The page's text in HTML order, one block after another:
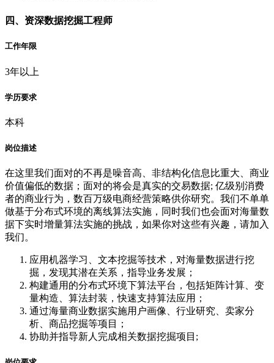
四、资深数据挖掘工程师
工作年限
3年以上
学历要求
本科
岗位描述
在这里我们面对的不再是噪音高、非结构化信息比重大、商业
价值偏低的数据；面对的将会是真实的交易数据; 亿级别消费
者的商业行为，数百万级电商经营策略供你研究。我们不单单
做基于分布式环境的离线算法实施，同时我们也会面对海量数
据下实时增量算法实施的挑战，如果你对这些有兴趣，请加入
我们。
应用机器学习、文本挖掘等技术，对海量数据进行挖
掘，发现其潜在关系，指导业务发展；
构建通用的分布式环境下算法平台，包括矩阵计算、变
量构造、算法封装，快速支持算法应用；
通过海量商业数据实施用户画像、行业研究、卖家分
析、商品挖掘等项目；
协助并指导新人完成相关数据挖掘项目;